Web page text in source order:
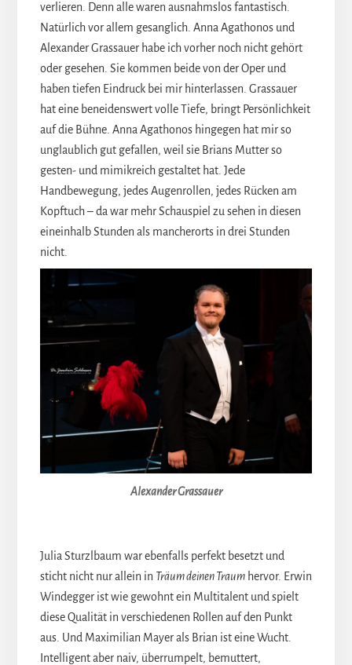
verlieren. Denn alle waren ausnahmslos fantastisch.
Natürlich vor allem gesanglich. Anna Agathonos und
Alexander Grassauer habe ich vorher noch nicht gehört
oder gesehen. Sie kommen beide von der Oper und
haben tiefen Eindruck bei mir hinterlassen. Grassauer
hat eine beneidenswert volle Tiefe, bringt Persönlichkeit
auf die Bühne. Anna Agathonos hingegen hat mir so
unglaublich gut gefallen, weil sie Brians Mutter so
gesten- und mimikreich gestaltet hat. Jede
Handbewegung, jedes Augenrollen, jedes Rücken am
Kopftuch – da war mehr Schauspiel zu sehen in diesen
eineinhalb Stunden als mancherorts in drei Stunden
nicht.
Alexander Grassauer
Julia Sturzlbaum war ebenfalls perfekt besetzt und
sticht nicht nur allein in Träum deinen Traumhervor. Erwin
Windegger ist wie gewohnt ein Multitalent und spielt
diese Qualität in verschiedenen Rollen auf den Punkt
aus. Und Maximilian Mayer als Brian ist eine Wucht.
Intelligent aber naiv, überrumpelt, bemuttert,